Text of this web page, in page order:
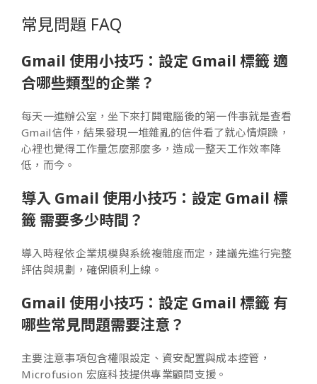
常見問題 FAQ
Gmail 使用小技巧：設定 Gmail 標籤 適
合哪些類型的企業？
每天一進辦公室，坐下來打開電腦後的第一件事就是查看
Gmail信件，結果發現一堆雜亂的信件看了就心情煩躁，
心裡也覺得工作量怎麼那麼多，造成一整天工作效率降
低，而今。
導入 Gmail 使用小技巧：設定 Gmail 標
籤 需要多少時間？
導入時程依企業規模與系統複雜度而定，建議先進行完整
評估與規劃，確保順利上線。
Gmail 使用小技巧：設定 Gmail 標籤 有
哪些常見問題需要注意？
主要注意事項包含權限設定、資安配置與成本控管，
Microfusion 宏庭科技提供專業顧問支援。